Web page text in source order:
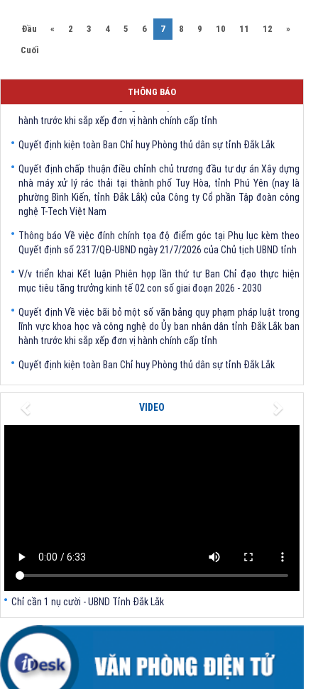
Đầu « 2 3 4 5 6 7(current)
8 9 10 11 12
»
Cuối
THÔNG BÁO
Quyết định Về việc bãi bỏ một số văn bảng quy phạm pháp luật trong
lĩnh vực khoa học và công nghệ do Ủy ban nhân dân tỉnh Đắk Lắk ban
hành trước khi sắp xếp đơn vị hành chính cấp tỉnh
nhà máy xử lý rác thải tại thành phố Tuy Hòa, tỉnh Phú Yên (nay là
phường Bình Kiến, tỉnh Đắk Lắk) của Công ty Cổ phần Tập đoàn công
nghệ T-Tech Việt Nam
Quyết định số 2317/QĐ-UBND ngày 21/7/2026 của Chủ tịch UBND tỉnh
mục tiêu tăng trưởng kinh tế 02 con số giai đoạn 2026 - 2030
lĩnh vực khoa học và công nghệ do Ủy ban nhân dân tỉnh Đắk Lắk ban
hành trước khi sắp xếp đơn vị hành chính cấp tỉnh
nhà máy xử lý rác thải tại thành phố Tuy Hòa, tỉnh Phú Yên (nay là
phường Bình Kiến, tỉnh Đắk Lắk) của Công ty Cổ phần Tập đoàn công
VIDEO
Previous Next
Chỉ cần 1 nụ cười - UBND Tỉnh Đắk Lắk